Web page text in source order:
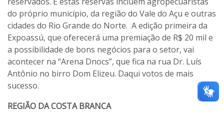
do próprio município, da região do Vale do Açu e outras
cidades do Rio Grande do Norte. A edição primeira da
Expoassú, que oferecerá uma premiação de R$ 20 mil e
a possibilidade de bons negócios para o setor, vai
acontecer na “Arena Dnocs”, que fica na rua Dr. Luís
Antônio no birro Dom Elizeu. Daqui votos de mais
sucesso.
REGIÃO DA COSTA BRANCA